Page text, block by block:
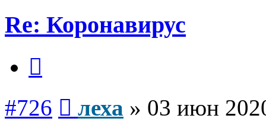
Re: Коронавирус
#726 леха » 03 июн